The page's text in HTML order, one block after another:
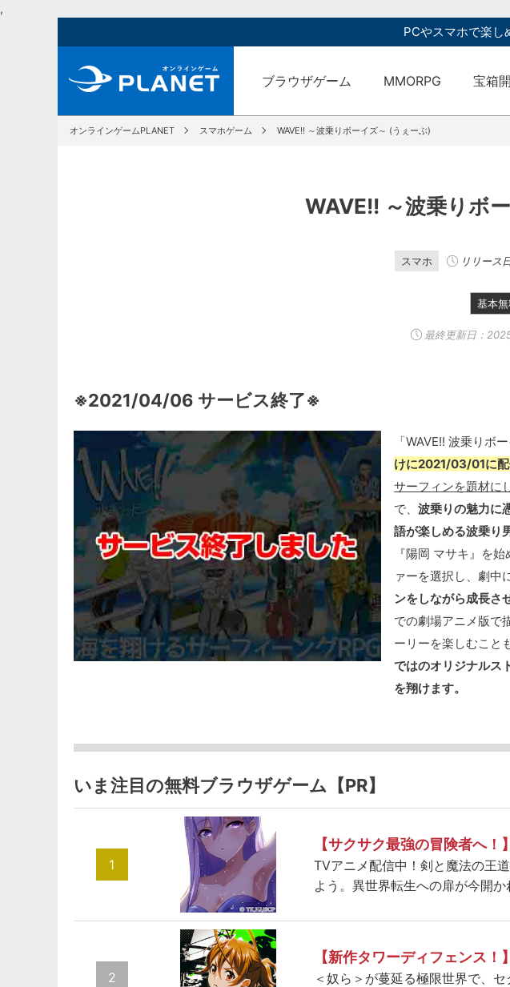
,
PCやスマホで楽し
ブラウザゲーム MMORPG 宝箱
オンラインゲームPLANET スマホゲーム WAVE!! ～波乗りボーイズ～ (うぇーぶ)
WAVE!! ～波乗りボ
スマホ リリース
基本
最終更新日：
※2021/04/06 サービス終了※
「WAVE!! 波乗りボ
けに2021/03/01に
サーフィンを題材に
で、波乗りの魅力に
語が楽しめる波乗り
『陽岡 マサキ』を
ァーを選択し、劇中
ンをしながら成長さ
での劇場アニメ版で
ーリーを楽しむこと
ではのオリジナルス
を翔けます。
いま注目の無料ブラウザゲーム【PR】
1
【サクサク最強の冒険者へ！】
TVアニメ配信中！剣と魔法の王
よう。異世界転生への扉が今開か
2
【新作タワーディフェンス！】
＜奴ら＞が蔓延る極限世界で、